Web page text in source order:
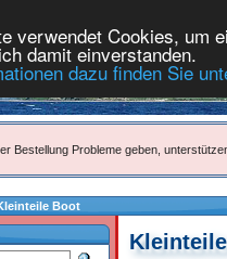
verwendet Cookies, um
damit einverstanden.
dazu finden Sie
Bestellung Probleme geben,
Boot